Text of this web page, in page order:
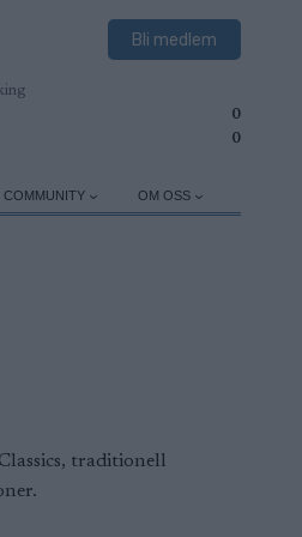
Bli medlem
0
0
COMMUNITY OM OSS
traditionell